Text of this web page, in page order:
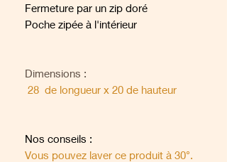
Fermeture par un zip doré
Poche zipée à l'intérieur
Dimensions :
28 de longueur x 20 de hauteur
Nos conseils :
Vous pouvez laver ce produit à 30°.